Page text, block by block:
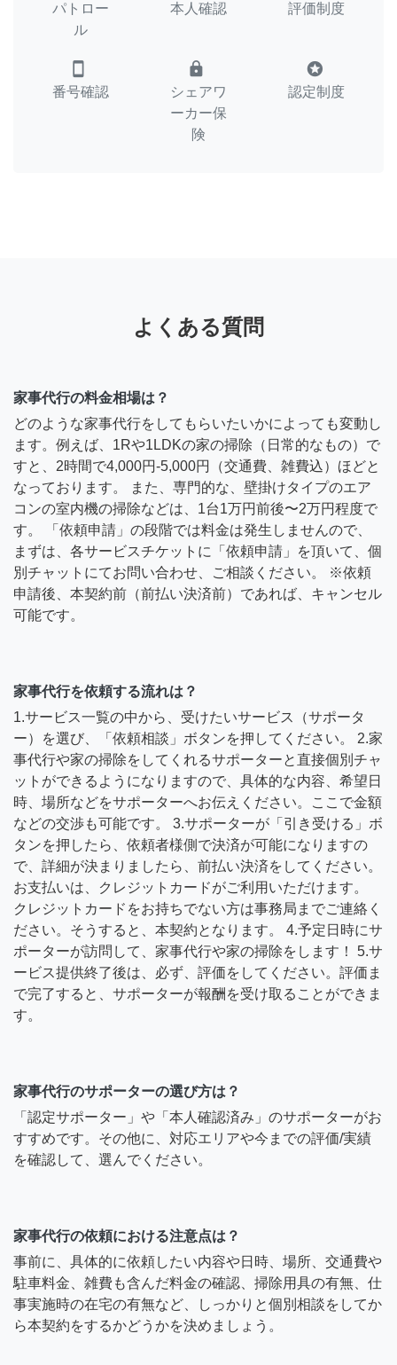
パトロー
ル
本人確認 評価制度
smartphone
番号確認
lock
シェアワ
ーカー保
険
stars
認定制度
よくある質問
家事代行の料金相場は？
どのような家事代行をしてもらいたいかによっても変動し
ます。例えば、1Rや1LDKの家の掃除（日常的なもの）で
すと、2時間で4,000円-5,000円（交通費、雑費込）ほどと
なっております。 また、専門的な、壁掛けタイプのエア
コンの室内機の掃除などは、1台1万円前後〜2万円程度で
す。 「依頼申請」の段階では料金は発生しませんので、
まずは、各サービスチケットに「依頼申請」を頂いて、個
別チャットにてお問い合わせ、ご相談ください。 ※依頼
申請後、本契約前（前払い決済前）であれば、キャンセル
可能です。
家事代行を依頼する流れは？
1.サービス一覧の中から、受けたいサービス（サポータ
ー）を選び、「依頼相談」ボタンを押してください。 2.家
事代行や家の掃除をしてくれるサポーターと直接個別チャ
ットができるようになりますので、具体的な内容、希望日
時、場所などをサポーターへお伝えください。ここで金額
などの交渉も可能です。 3.サポーターが「引き受ける」ボ
タンを押したら、依頼者様側で決済が可能になりますの
で、詳細が決まりましたら、前払い決済をしてください。
お支払いは、クレジットカードがご利用いただけます。
クレジットカードをお持ちでない方は事務局までご連絡く
ださい。そうすると、本契約となります。 4.予定日時にサ
ポーターが訪問して、家事代行や家の掃除をします！ 5.サ
ービス提供終了後は、必ず、評価をしてください。評価ま
で完了すると、サポーターが報酬を受け取ることができま
す。
家事代行のサポーターの選び方は？
「認定サポーター」や「本人確認済み」のサポーターがお
すすめです。その他に、対応エリアや今までの評価/実績
を確認して、選んでください。
家事代行の依頼における注意点は？
事前に、具体的に依頼したい内容や日時、場所、交通費や
駐車料金、雑費も含んだ料金の確認、掃除用具の有無、仕
事実施時の在宅の有無など、しっかりと個別相談をしてか
ら本契約をするかどうかを決めましょう。